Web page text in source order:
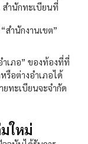
สำนักทะเบียนที่
ำนักงานเขต”
เภอ” ของท้องที่ที่
รือต่างอำเภอได้
ทะเบียนจะจำกัด
ใหม่